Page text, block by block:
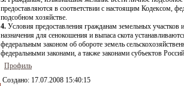
предоставляются в соответствии с настоящим Кодексом,
подсобном хозяйстве.
4. Условия предоставления гражданам земельных участков
назначения для сенокошения и выпаса скота
федеральным законом об обороте земель
федеральными законами, а также законами субъектов
Профиль
Создано: 17.07.2008 15:40:15